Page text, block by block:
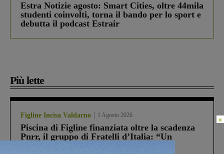
Estra Notizie agosto: Smart Cities, oltre 44mila
studenti coinvolti, torna il bando per lo sport e
debutta il podcast Estrair
Più lette
Figline Incisa Valdarno 1 Agosto 2026
Piscina di Figline finanziata oltre la scadenza
Pnrr, il gruppo di Fratelli d’Italia: “Un
×